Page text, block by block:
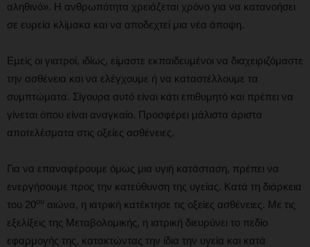
αληθινό». Η ανθρωπότητα χρειάζεται χρόνο για να κατανοήσει
σε ευρεία κλίμακα και να αποδεχτεί μια νέα άποψη.
Εμείς οι γιατροί, ιδίως, είμαστε εκπαιδευμένοι να διαχειριζόμαστε
την ασθένεια και να ελέγχουμε ή να καταστέλλουμε τα
συμπτώματα. Σίγουρα αυτό είναι κάτι επιθυμητό και πρέπει να
γίνεται όπου είναι αναγκαίο. Προσφέρει μάλιστα άριστα
αποτελέσματα στις οξείες ασθένειες.
Για να επαναφέρουμε όμως μια υγιή κατάσταση, πρέπει να
ενεργήσουμε προς την κατεύθυνση της υγείας. Κατά τη διάρκεια
του 20ου αιώνα, η ιατρική κατέκτησε τις οξείες ασθένειες. Με τις
εξελίξεις της Μεταβολομικής, η ιατρική διευρύνει το πεδίο
εφαρμογής της, κατακτώντας την ίδια την υγεία και κατά